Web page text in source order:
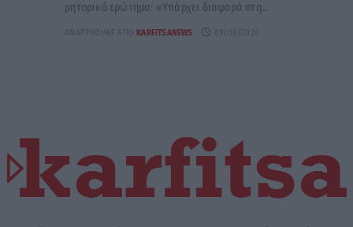
ρητορικό ερώτημα: «Υπάρχει διαφορά στη...
KARFITSANEWS 09/08/2026